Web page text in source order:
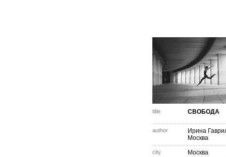
title СВОБОДА
author
Ирина
Москва
city Москва